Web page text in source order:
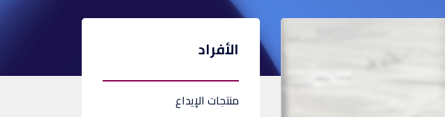
الأفراد
منتجات الإيداع